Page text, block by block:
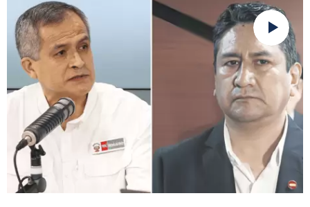
Laboran en ello